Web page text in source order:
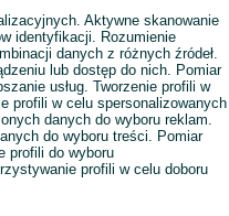
Aktywne skanowanie
identyfikacji. Rozumienie
danych z różnych źródeł.
lub dostęp do nich. Pomiar
usług. Tworzenie profili w
profili w celu spersonalizowanych
danych do wyboru reklam.
do wyboru treści. Pomiar
profili do wyboru
profili w celu doboru